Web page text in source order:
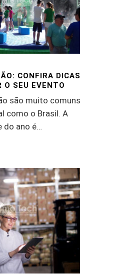
CONFIRA DICAS
O SEU EVENTO
são muito comuns
como o Brasil. A
do ano é…